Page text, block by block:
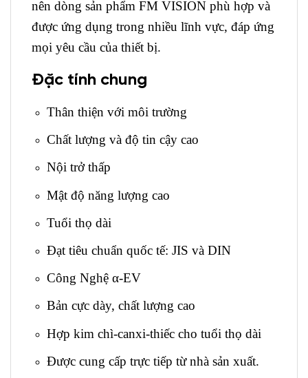
nên dòng sản phẩm FM VISION phù hợp và
được ứng dụng trong nhiều lĩnh vực, đáp ứng
mọi yêu cầu của thiết bị.
Đặc tính chung
Thân thiện với môi trường
Chất lượng và độ tin cậy cao
Nội trở thấp
Mật độ năng lượng cao
Tuổi thọ dài
Đạt tiêu chuẩn quốc tế: JIS và DIN
Công Nghệ α-EV
Bản cực dày, chất lượng cao
Hợp kim chì-canxi-thiếc cho tuổi thọ dài
Được cung cấp trực tiếp từ nhà sản xuất.